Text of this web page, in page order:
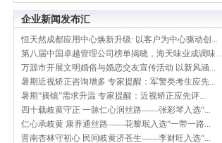
企业新闻发布汇
恒天然成都应用中心焕新升级: 以客户为中心驱动创...
第八届中国卓越管理公司榜单揭晓，海天味业成调味...
万源市开展文明婚俗与婚恋交友宣传活动 以新风涵...
暑期近视矫正咨询增多 专家提醒：军警类考生应先...
暑期“摘镜”需求升温 专家提醒：近视矫正应先评...
四十载岐黄守正 一脉仁心润丝路——张彩琴入选“...
仁心承岐黄 康养通丝路——花黎珉入选“一带一路...
晋南杏林守初心 民间岐黄济苍生——李财旺入选“...